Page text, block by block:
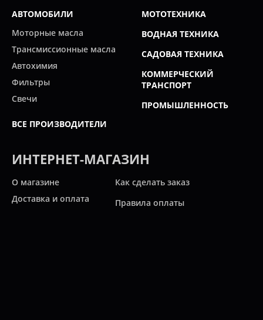
АВТОМОБИЛИ
Моторные масла
Трансмиссионные масла
Автохимия
Фильтры
Свечи
ВСЕ ПРОИЗВОДИТЕЛИ
МОТОТЕХНИКА
ВОДНАЯ ТЕХНИКА
САДОВАЯ ТЕХНИКА
КОММЕРЧЕСКИЙ
ТРАНСПОРТ
ПРОМЫШЛЕННОСТЬ
ИНТЕРНЕТ-МАГАЗИН
О магазине
Доставка и оплата
Как сделать заказ
Правила оплаты